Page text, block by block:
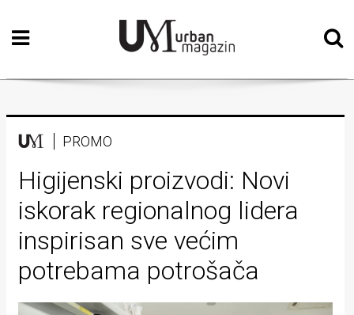
Početna
Vizualne
Teatar
Književnost
Muzika
Film
Intervju
Kolumne
PROMO
Higijenski proizvodi: Novi
iskorak regionalnog lidera
inspirisan sve većim
potrebama potrošača